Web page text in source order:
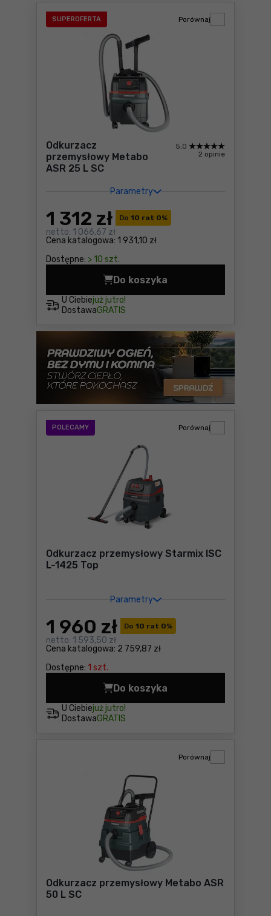
SUPEROFERTA
Odkurzacz
przemysłowy Metabo
ASR 25 L SC
Parametry
5,0
2 opinie
Do 10 rat 0%
Cena katalogowa: 1 931,10 zł
1 312 zł
netto: 1 066,67 zł
Dostępne: > 10 szt.
Porównaj
U Ciebiejuż jutro!
DostawaGRATIS
Do koszyka
Odkurzacz przemysłowy
POLECAMY
Odkurzacz przemysłowy Starmix ISC
L-1425 Top
Parametry
Do 10 rat 0%
Cena katalogowa: 2 759,87 zł
1 960 zł
netto: 1 593,50 zł
Dostępne: 1 szt.
Porównaj
U Ciebiejuż jutro!
DostawaGRATIS
Do koszyka
Odkurzacz przemysłowy
Odkurzacz przemysłowy Metabo ASR
50 L SC
Porównaj